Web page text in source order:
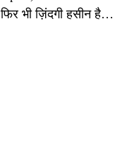
फिर भी ज़िंदगी हसीन है…